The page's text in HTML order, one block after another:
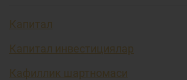
Капитал
Капитал инвестициялар
Кафиллик шартномаси